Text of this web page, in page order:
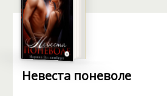
Невеста поневоле